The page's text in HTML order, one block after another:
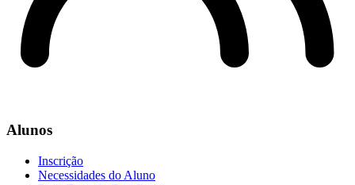
Alunos
Inscrição
Necessidades do Aluno